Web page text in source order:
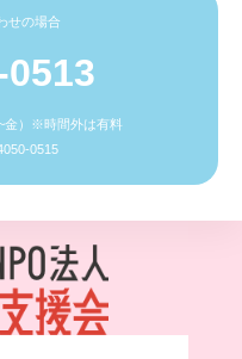
せの場合
金）※時間外は有料
0515